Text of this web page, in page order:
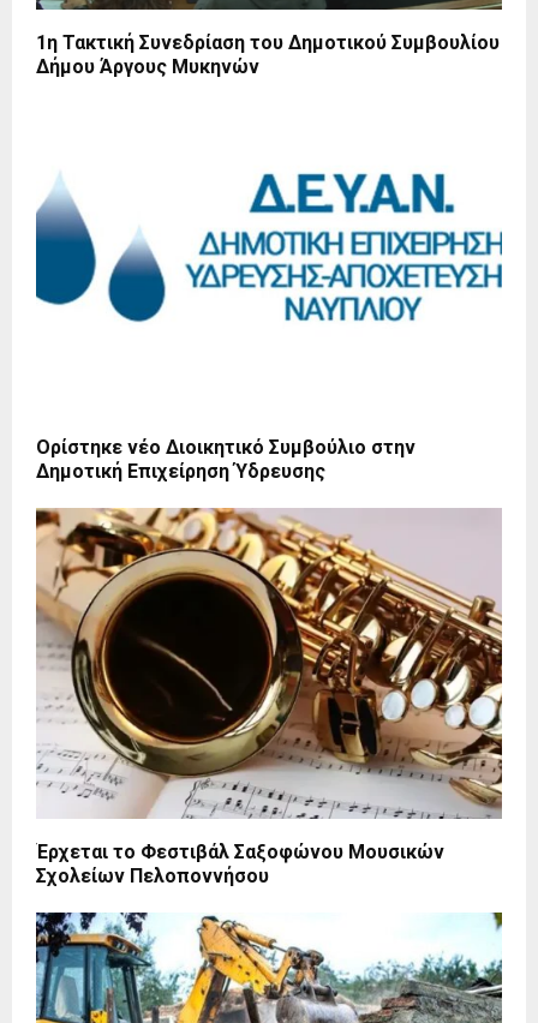
1η Τακτική Συνεδρίαση του Δημοτικού Συμβουλίου
Δήμου Άργους Μυκηνών
Ορίστηκε νέο Διοικητικό Συμβούλιο στην
Δημοτική Επιχείρηση Ύδρευσης
Έρχεται το Φεστιβάλ Σαξοφώνου Μουσικών
Σχολείων Πελοποννήσου